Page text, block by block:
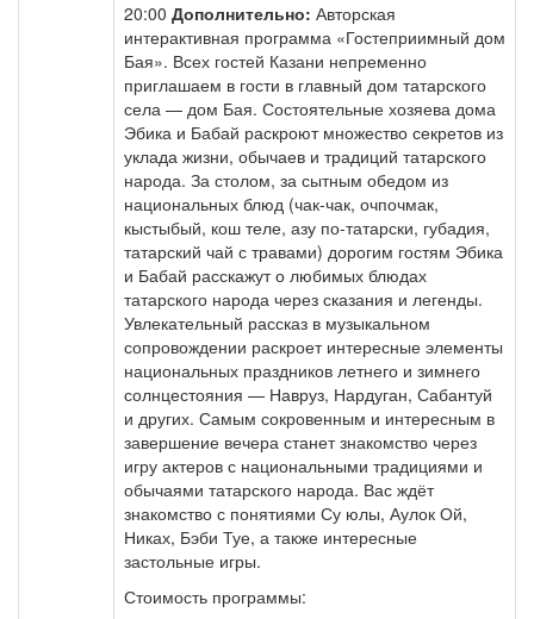
20:00 Дополнительно: Авторская
интерактивная программа «Гостеприимный дом
Бая». Всех гостей Казани непременно
приглашаем в гости в главный дом татарского
села — дом Бая. Состоятельные хозяева дома
Эбика и Бабай раскроют множество секретов из
уклада жизни, обычаев и традиций татарского
народа. За столом, за сытным обедом из
национальных блюд (чак-чак, очпочмак,
кыстыбый, кош теле, азу по-татарски, губадия,
татарский чай с травами) дорогим гостям Эбика
и Бабай расскажут о любимых блюдах
татарского народа через сказания и легенды.
Увлекательный рассказ в музыкальном
сопровождении раскроет интересные элементы
национальных праздников летнего и зимнего
солнцестояния — Навруз, Нардуган, Сабантуй
и других. Самым сокровенным и интересным в
завершение вечера станет знакомство через
игру актеров с национальными традициями и
обычаями татарского народа. Вас ждёт
знакомство с понятиями Су юлы, Аулок Ой,
Никах, Бэби Туе, а также интересные
застольные игры.
Стоимость программы: